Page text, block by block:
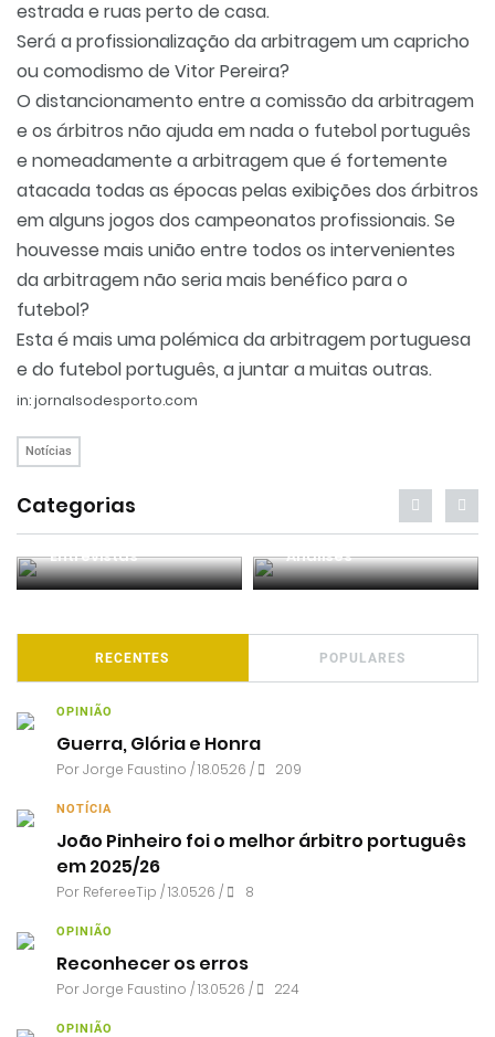
estrada e ruas perto de casa.
Será a profissionalização da arbitragem um capricho
ou comodismo de Vitor Pereira?
O distancionamento entre a comissão da arbitragem
e os árbitros não ajuda em nada o futebol português
e nomeadamente a arbitragem que é fortemente
atacada todas as épocas pelas exibições dos árbitros
em alguns jogos dos campeonatos profissionais. Se
houvesse mais união entre todos os intervenientes
da arbitragem não seria mais benéfico para o
futebol?
Esta é mais uma polémica da arbitragem portuguesa
e do futebol português, a juntar a muitas outras.
in: jornalsodesporto.com
Notícias
Categorias
Entrevistas Análises
RECENTES POPULARES
OPINIÃO
Guerra, Glória e Honra
PorJorge Faustino / 18.05.26 / 209
NOTÍCIA
João Pinheiro foi o melhor árbitro português
em 2025/26
Por RefereeTip / 13.05.26 / 8
OPINIÃO
Reconhecer os erros
PorJorge Faustino / 13.05.26 / 224
OPINIÃO